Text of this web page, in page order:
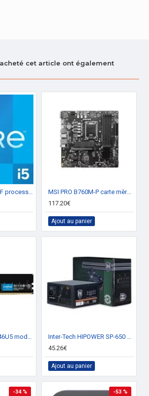
cet article ont également
Intel Core i5-14400F processeur 20 Mo Smart Cache (BULK)
MSI PRO B760M-P carte mère Intel B760 LGA 1700 micro ATX
117.20€
Ajout au panier
Crucial CT16G56C46U5 module de mémoire 16 Go 1 x 16 Go DDR5 5600 MHz
Inter-Tech HIPOWER SP-650 unité d'alimentation d'énergie 650 W 20+4 pin ATX ATX Noir
45.26€
Ajout au panier
-34 % -53 %